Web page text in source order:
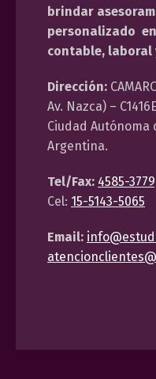
brindar
personalizado
contable, laboral
Dirección:
Av. Nazca) –
Ciudad Autónoma
Argentina.
Tel/Fax: 4585-3779
Cel: 15-5143-5065
Email: